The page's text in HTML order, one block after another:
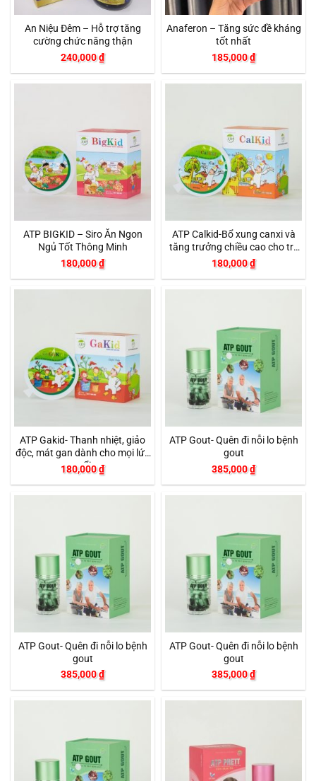
An Niệu Đêm – Hỗ trợ tăng
cường chức năng thận
240,000₫
Anaferon – Tăng sức đề kháng
tốt nhất
185,000₫
ATP BIGKID – Siro Ăn Ngon
Ngủ Tốt Thông Minh
180,000₫
ATP Calkid-Bổ xung canxi và
tăng trưởng chiều cao cho trẻ
em
180,000₫
ATP Gakid- Thanh nhiệt, giảo
độc, mát gan dành cho mọi lứa
tuổi
180,000₫
ATP Gout- Quên đi nỗi lo bệnh
gout
385,000₫
ATP Gout- Quên đi nỗi lo bệnh
gout
385,000₫
ATP Gout- Quên đi nỗi lo bệnh
gout
385,000₫